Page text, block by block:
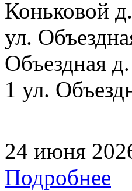
Коньковой
ул.
Объездная
1 ул.
24 июня
Подробнее